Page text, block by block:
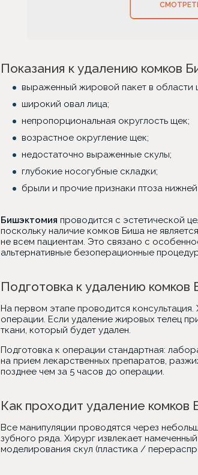
Показания к удалению комков
выраженный жировой пакет в области
широкий овал лица;
непропорциональная округлость щек;
возрастное округление щек;
недостаточно выраженные скулы;
глубокие носогубные складки;
брыли и прочие признаки птоза нижней
Бишэктомия проводится с эстетической
поскольку наличие комков Биша не
не всем пациентам. Это связано с
альтернативные безоперационные
Подготовка к удалению комков
На первом этапе проводится
операции. Если удаление жировых телец
ткани, который будет удален.
Подготовка к операции стандартная:
на прием лекарственных препаратов,
позднее чем за 5 часов до операции.
Как проходит удаление комков
Все манипуляции проводятся через
зубного ряда. Хирург извлекает
моделирования скул (пластика /